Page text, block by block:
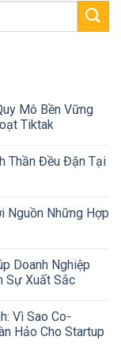
Mô Bền Vững
Tiktak
Thần Đều Đặn Tại
Nguồn Những Hợp
Doanh Nghiệp
Sự Xuất Sắc
Vì Sao Co-
Hảo Cho Startup